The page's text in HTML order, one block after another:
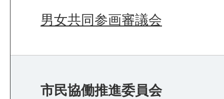
男女共同参画審議会
市民協働推進委員会